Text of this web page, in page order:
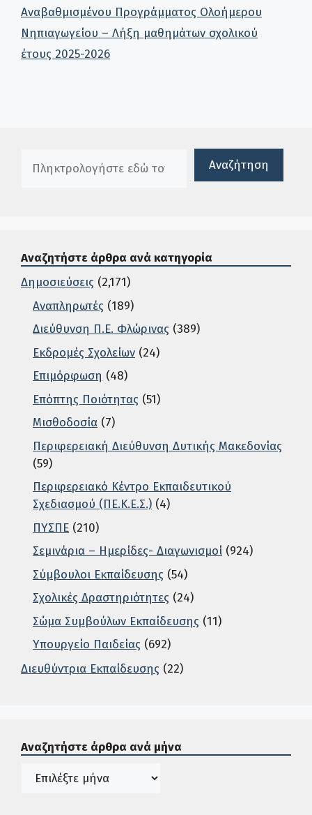
Αναβαθμισμένου Προγράμματος Ολοήμερου
Νηπιαγωγείου – Λήξη μαθημάτων σχολικού
έτους 2025-2026
Αναζήτηση
Αναζητήστε άρθρα ανά κατηγορία
Δημοσιεύσεις (2,171)
Αναπληρωτές (189)
Διεύθυνση Π.Ε. Φλώρινας (389)
Εκδρομές Σχολείων (24)
Επιμόρφωση (48)
Επόπτης Ποιότητας (51)
Μισθοδοσία (7)
Περιφερειακή Διεύθυνση Δυτικής Μακεδονίας
(59)
Περιφερειακό Κέντρο Εκπαιδευτικού
Σχεδιασμού (ΠΕ.Κ.Ε.Σ.) (4)
ΠΥΣΠΕ (210)
Σεμινάρια – Ημερίδες- Διαγωνισμοί (924)
Σύμβουλοι Εκπαίδευσης (54)
Σχολικές Δραστηριότητες (24)
Σώμα Συμβούλων Εκπαίδευσης (11)
Υπουργείο Παιδείας (692)
Διευθύντρια Εκπαίδευσης (22)
Αναζητήστε άρθρα ανά μήνα
Ιστορικό